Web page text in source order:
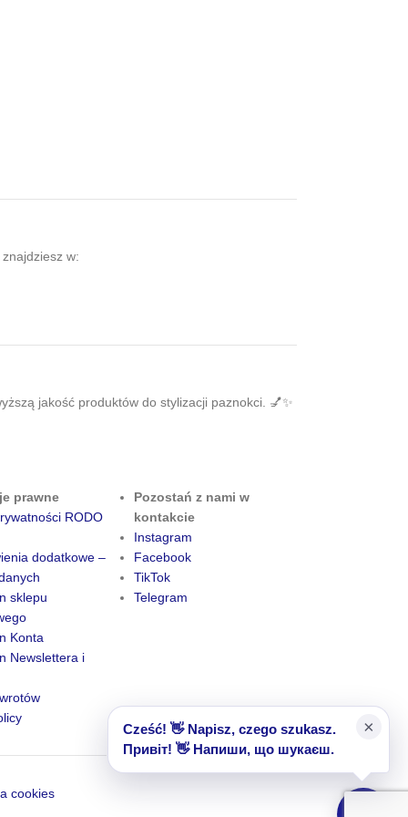
w:
jakość produktów do stylizacji paznokci. 💅✨
prawne
RODO
dodatkowe –
sklepu
Konta
Newslettera i
cookies
Pozostań z nami w
kontakcie
Instagram
Facebook
TikTok
Telegram
Cześć! 👋 Napisz, czego szukasz.
Привіт! 👋 Напиши, що шукаєш.
×